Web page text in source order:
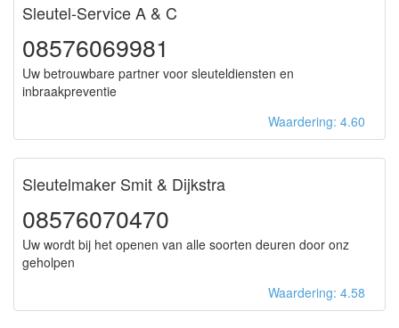
Sleutel-Service A & C
08576069981
Uw betrouwbare partner voor sleuteldiensten en
inbraakpreventie
Waardering: 4.60
Sleutelmaker Smit & Dijkstra
08576070470
Uw wordt bij het openen van alle soorten deuren door onz
geholpen
Waardering: 4.58